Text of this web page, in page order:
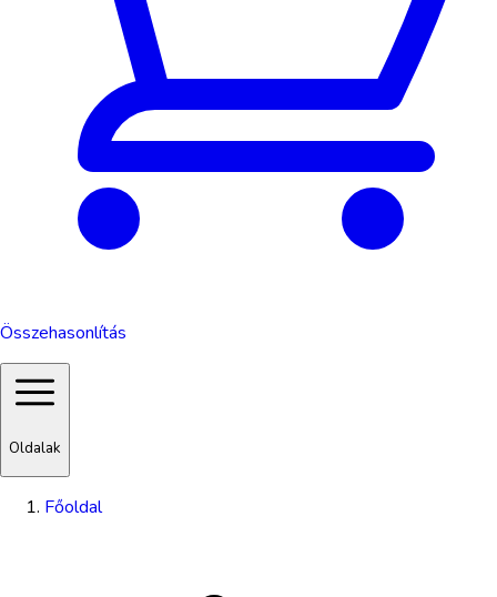
Összehasonlítás
Oldalak
Főoldal